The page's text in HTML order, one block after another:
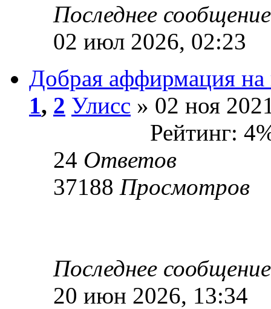
Последнее
02 июл 2026, 02:23
Добрая аффирмация
1, 2 Улисс » 02 ноя
Рейтинг:
24 Ответов
37188 Просмотров
Последнее
20 июн 2026, 13:34